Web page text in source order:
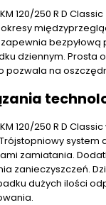
120/250 R D
dziennym. Prosta
pozwala na
120/250 R D
zamiatania.
zanieczyszczeń.
dużych ilości